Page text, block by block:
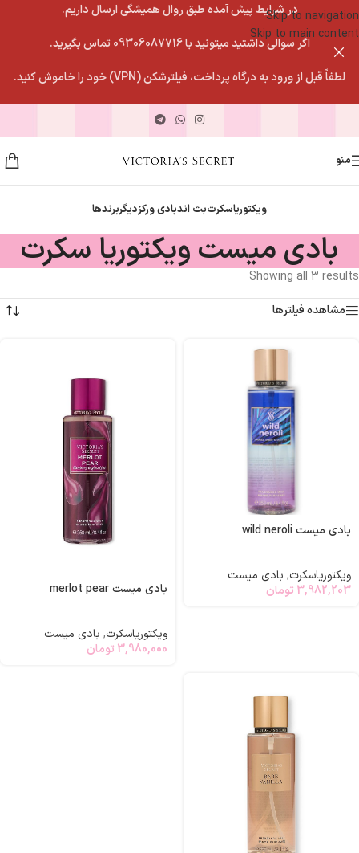
Skip to navigation
Skip to main content
در شرایط پیش آمده طبق روال همیشگی ارسال داریم.
اگر سوالی داشتید میتونید با 09306087716 تماس بگیرید.
لطفاً قبل از ورود به درگاه پرداخت، فیلترشکن (VPN) خود را خاموش کنید.
منو
ویکتوریاسکرتبث اندبادی ورکزدیگربرندها
بادی میست ویکتوریا سکرت
Showing all 3 results
مشاهده فیلترها
بادی میست wild neroli
ویکتوریاسکرت, بادی میست
3,982,203 تومان بادی میست merlot pear
ویکتوریاسکرت, بادی میست
3,980,000 تومان